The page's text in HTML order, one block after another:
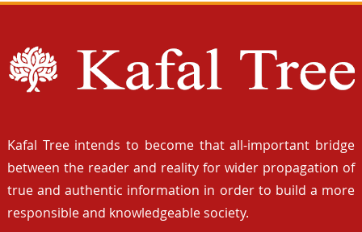
Kafal Tree intends to become that all-important bridge
between the reader and reality for wider propagation of
true and authentic information in order to build a more
responsible and knowledgeable society.